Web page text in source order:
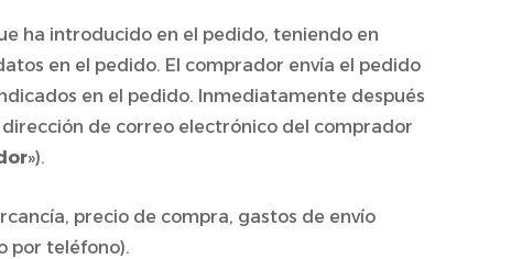
ha introducido en el pedido, teniendo en
en el pedido. El comprador envía el pedido
en el pedido. Inmediatamente después
de correo electrónico del comprador
»).
precio de compra, gastos de envío
por teléfono).